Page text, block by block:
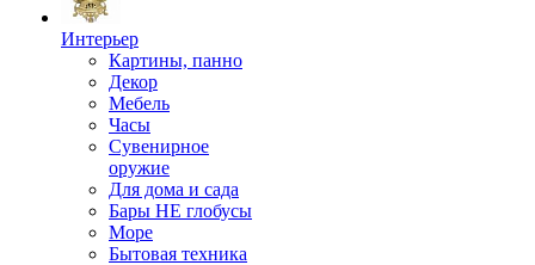
Интерьер
Картины, панно
Декор
Мебель
Часы
Сувенирное
оружие
Для дома и сада
Бары НЕ глобусы
Море
Бытовая техника